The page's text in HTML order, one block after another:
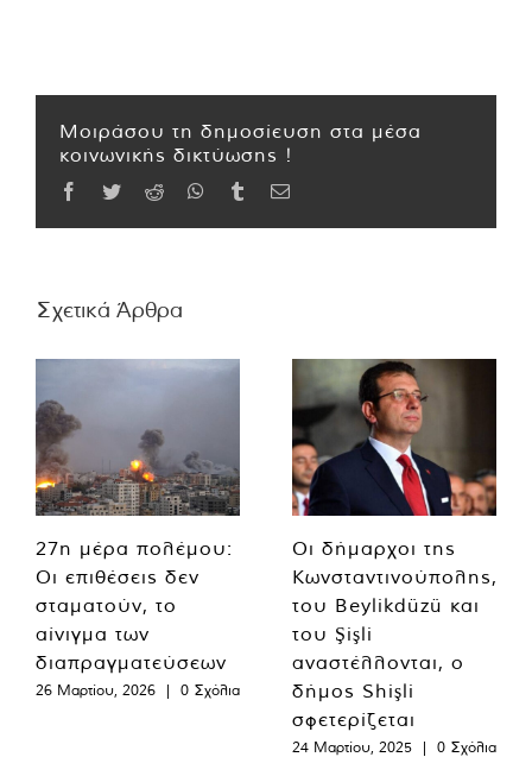
Μοιράσου τη δημοσίευση στα μέσα
κοινωνικής δικτύωσης !
Facebook
TwitterReddit WhatsApp
TumblrEmail
Σχετικά Άρθρα
27η μέρα πολέμου:
Οι επιθέσεις δεν
σταματούν, το
αίνιγμα των
διαπραγματεύσεων
26 Μαρτίου, 2026 | 0 Σχόλια
Οι δήμαρχοι της
Κωνσταντινούπολης,
του Beylikdüzü και
του Şişli
αναστέλλονται, ο
δήμος Shişli
σφετερίζεται
24 Μαρτίου, 2025 | 0 Σχόλια